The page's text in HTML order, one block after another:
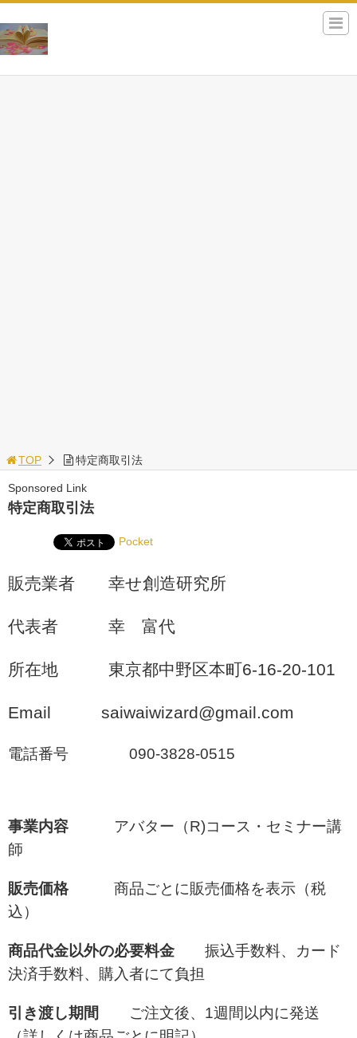
TOP 特定商取引法
Sponsored Link
特定商取引法
Pocket
販売業者 幸せ創造研究所
代表者 幸 富代
所在地 東京都中野区本町6-16-20-101
Email saiwaiwizard@gmail.com
電話番号 090-3828-0515
事業内容 アバター（R)コース・セミナー講
師
販売価格 商品ごとに販売価格を表示（税
込）
商品代金以外の必要料金 振込手数料、カード
決済手数料、購入者にて負担
引き渡し期間 ご注文後、1週間以内に発送